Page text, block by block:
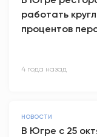
работать
процентов
4 года назад
НОВОСТИ
В Югре с 25